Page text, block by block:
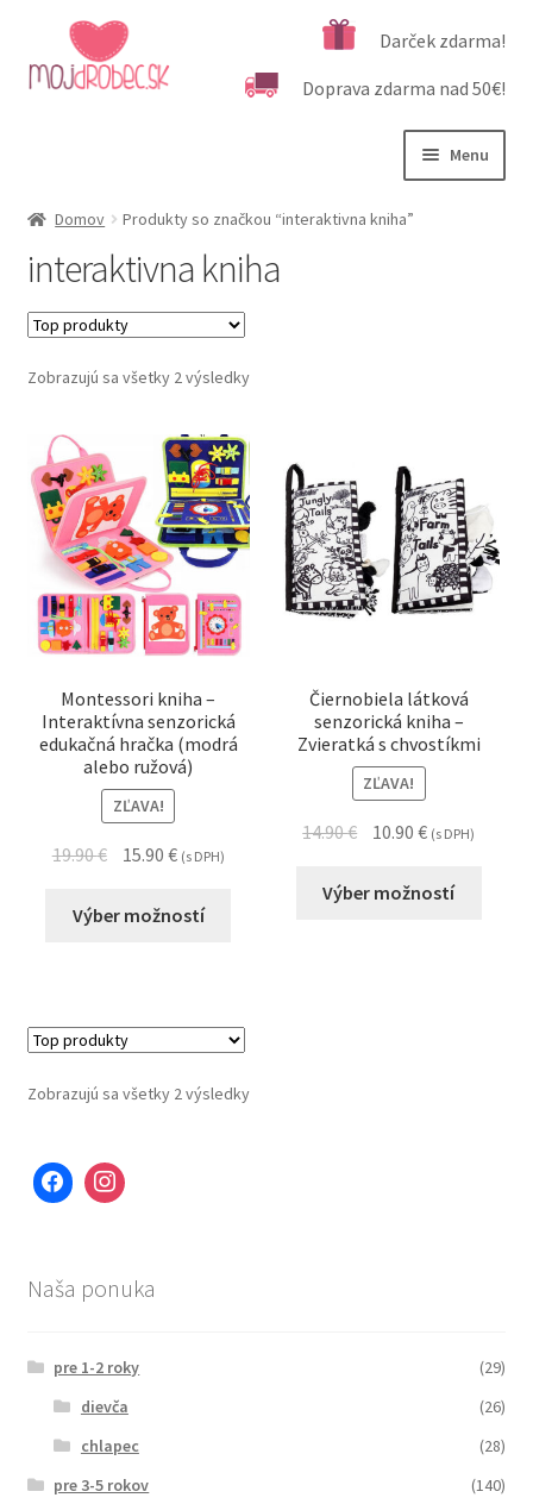
Preskočiť
na
navigáciu
Preskočiť
na
obsah
Darček zdarma!
Doprava zdarma nad 50€!
Menu
Podľa veku
Kategórie produktov
Dôležité informácie
Domov Produkty so značkou “interaktivna kniha”
interaktivna kniha
Zobrazujú sa všetky 2 výsledky
Montessori kniha –
Interaktívna senzorická
edukačná hračka (modrá
alebo ružová)
ZĽAVA!
19.90€ 15.90 € (s DPH)
Výber možností
Čiernobiela látková
senzorická kniha –
Zvieratká s chvostíkmi
ZĽAVA!
14.90€ 10.90€ (s DPH)
Výber možností
Zobrazujú sa všetky 2 výsledky
Naša ponuka
pre 1-2 roky
(29)
dievča
(26)
chlapec
(28)
pre 3-5 rokov
(140)